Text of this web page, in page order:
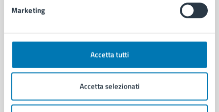
Marketing
Accetta tutti
Accetta selezionati
AMMINISTRAZIONE
Organi di governo
Enti e fondazioni
Personale amministrativo